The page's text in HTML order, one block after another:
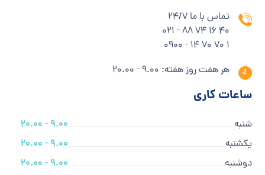
تماس با ما 24/7
40 16 74 88 - 021
1 70 70 14 - 0900
هر هفت روز هفته: 9.00 - 20.00
ساعات کاری
شنبه
9.00 - 20.00
یکشنبه
9.00 - 20.00
دوشنبه
9.00 - 20.00